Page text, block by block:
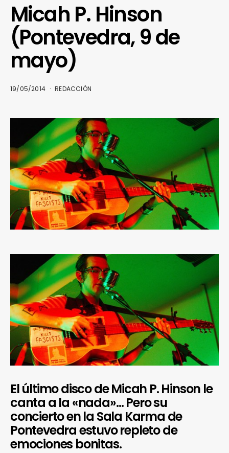
Micah P. Hinson
(Pontevedra, 9 de
mayo)
19/05/2014 REDACCIÓN
El último disco de Micah P. Hinson le
canta a la «nada»… Pero su
concierto en la Sala Karma de
Pontevedra estuvo repleto de
emociones bonitas.